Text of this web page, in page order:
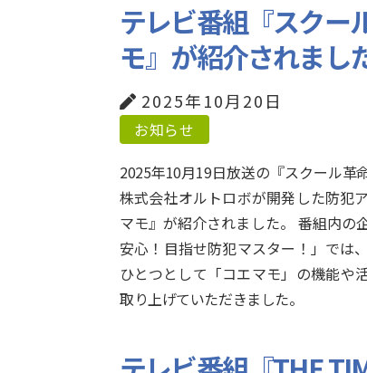
テレビ番組『スクー
モ』が紹介されまし
2025年10月20日
お知らせ
2025年10月19日放送の『スクール革
株式会社オルトロボが開発した防犯
マモ』が紹介されました。 番組内の
安心！目指せ防犯マスター！」では
ひとつとして「コエマモ」の機能や
取り上げていただきました。